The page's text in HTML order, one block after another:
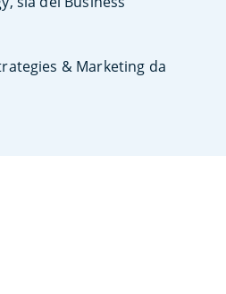
& Marketing da